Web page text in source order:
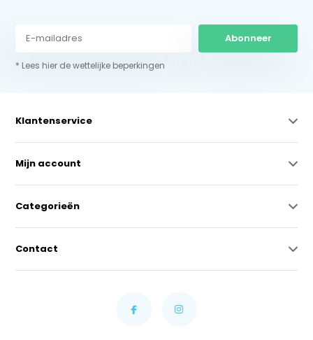
Abonneer
* Lees hier de wettelijke beperkingen
Klantenservice
Mijn account
Categorieën
Contact